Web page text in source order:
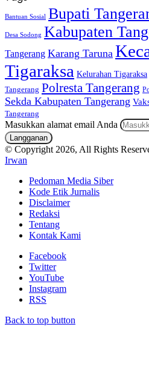
Bantuan Sosial Bupati
Desa Sodong Kabupaten
Tangerang Karang Taruna
Tigaraksa Kelurahan Tigaraksa
Tangerang Polresta Tangerang
Sekda Kabupaten Tangerang
Tangerang
Masukkan alamat email Anda
© Copyright 2026, All Rights
Irwan
Pedoman Media Siber
Kode Etik Jurnalis
Disclaimer
Redaksi
Tentang
Kontak Kami
Facebook
Twitter
YouTube
Instagram
RSS
Back to top button